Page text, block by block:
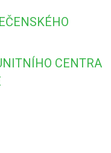
CENTRA